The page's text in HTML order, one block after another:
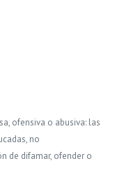
ofensiva o abusiva: las
no
de difamar, ofender o